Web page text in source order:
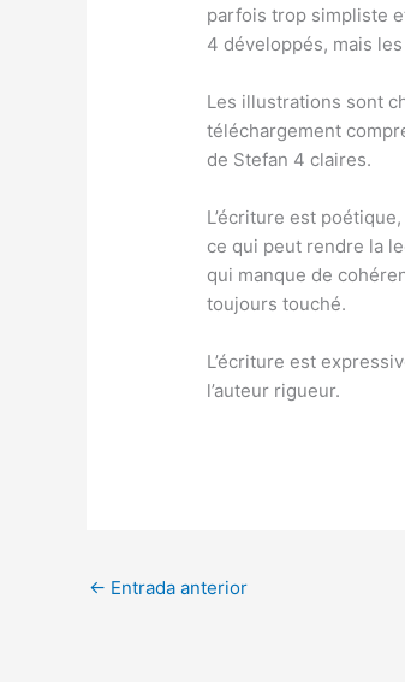
parfois trop simpliste
4 développés, mais
Les illustrations sont
téléchargement
de Stefan 4 claires.
L’écriture est
ce qui peut rendre la
qui manque de
toujours touché.
L’écriture est
l’auteur rigueur.
← Entrada anterior